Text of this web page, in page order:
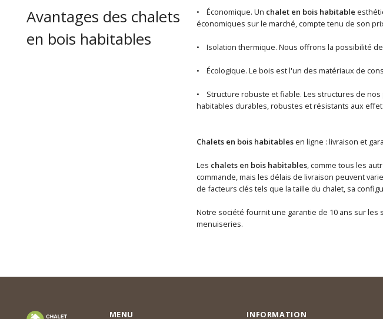
Avantages des chalets
en bois habitables
• Économique. Un chalet en bois habitable
économiques sur le marché, compte tenu de son
• Isolation thermique. Nous offrons la possibilité
• Écologique. Le bois est l'un des matériaux de
• Structure robuste et fiable. Les structures de
habitables durables, robustes et résistants aux
Chalets en bois habitablesen ligne : livraison et
Les chalets en bois habitables, comme tous les
commande, mais les délais de livraison peuvent
de facteurs clés tels que la taille du chalet, sa
Notre société fournit une garantie de 10 ans sur
menuiseries.
MENU INFORMATION